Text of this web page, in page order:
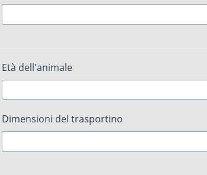
Età dell'animale
Dimensioni del trasportino